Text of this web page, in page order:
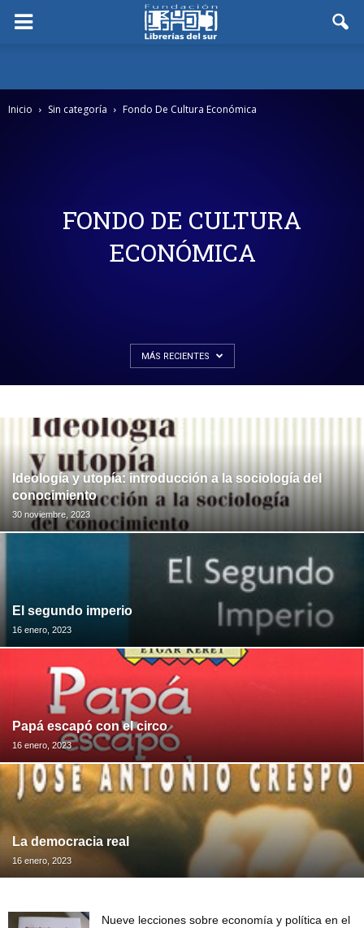
Inicio Sin categoría Fondo De Cultura Económica
FONDO DE CULTURA
ECONÓMICA
MÁS RECIENTES
Ideología y utopía: introducción a la sociología del
conocimiento
30 noviembre, 2023
El segundo imperio
16 enero, 2023
Papá escapó con el circo
16 enero, 2023
La democracia real
16 enero, 2023
Nueve lecciones sobre economía y política en el